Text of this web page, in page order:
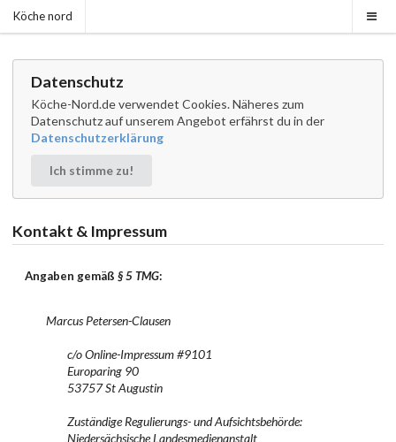
Köche nord
Datenschutz
Köche-Nord.de verwendet Cookies. Näheres zum
Datenschutz auf unserem Angebot erfährst du in der
Datenschutzerklärung
Ich stimme zu!
Kontakt & Impressum
Angaben gemäß § 5 TMG: